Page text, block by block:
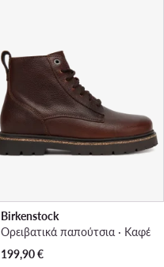
Birkenstock
Ορειβατικά παπούτσια · Καφέ
199,90€